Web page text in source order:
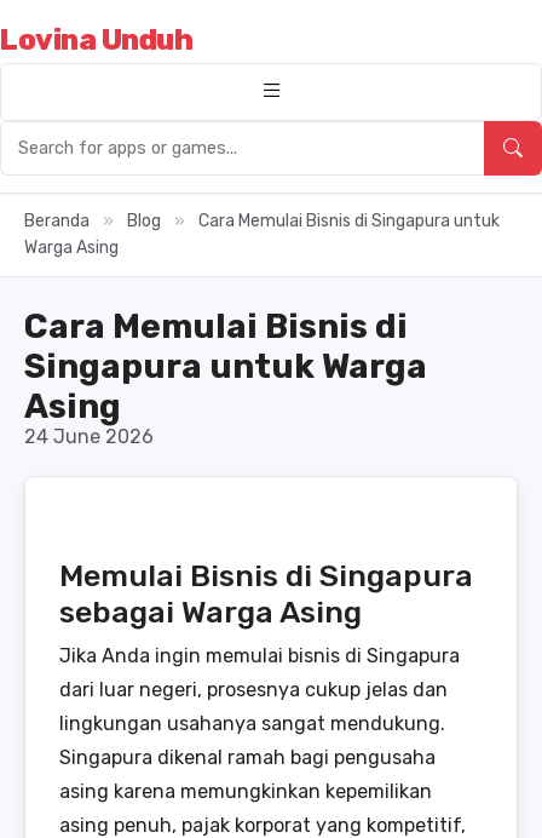
Lovina Unduh
Beranda » Blog »
Cara Memulai Bisnis di Singapura untuk
Warga Asing
Cara Memulai Bisnis di
Singapura untuk Warga
Asing
24 June 2026
Memulai Bisnis di Singapura
sebagai Warga Asing
Jika Anda ingin memulai bisnis di Singapura
dari luar negeri, prosesnya cukup jelas dan
lingkungan usahanya sangat mendukung.
Singapura dikenal ramah bagi pengusaha
asing karena memungkinkan kepemilikan
asing penuh, pajak korporat yang kompetitif,